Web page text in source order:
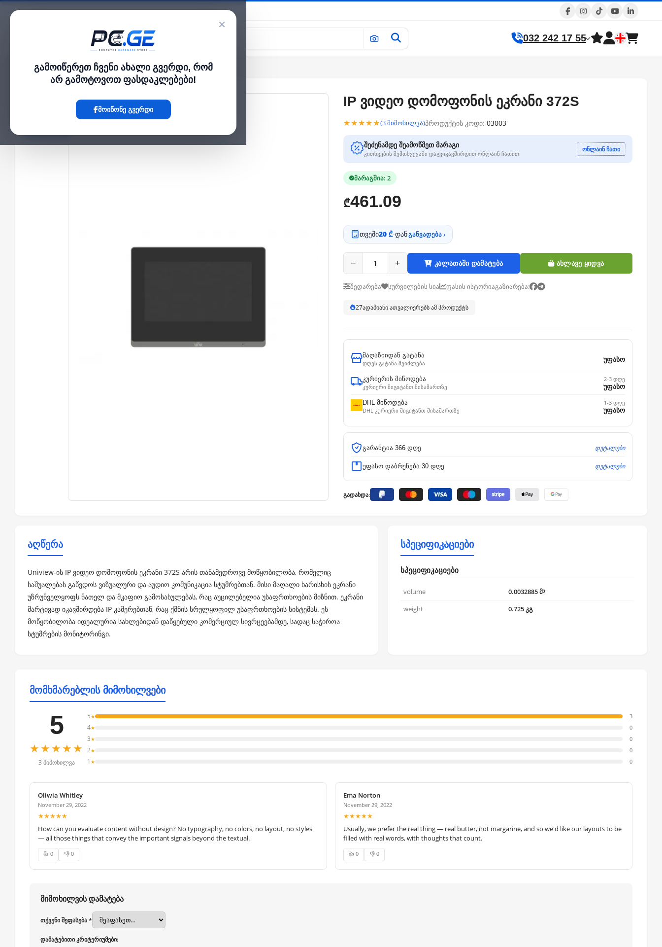
×
გამოიწერეთ ჩვენი ახალი გვერდი, რომ
არ გამოტოვოთ ფასდაკლებები!
მოიწონე გვერდი
კატალოგი 032 242 17 55
მთავარი›კამერა და ფოტო-ვიდეო›IP ვიდეო დომოფონის ეკრანი 372S
IP ვიდეო დომოფონის ეკრანი 372S
★★★★★(3 მიმოხილვა)პროდუქტის კოდი: 03003
შეძენამდე შეამოწმეთ მარაგი
კითხვების შემთხვევაში დაგვიკავშირდით ონლაინ ჩათით
ონლაინ ჩათი
მარაგშია: 2
₾461.09
თვეში20 ₾-დანგანვადება ›
− + კალათაში დამატება ახლავე ყიდვა
შედარება სურვილების სია ფასის ისტორიაგაზიარება:
28ადამიანი ათვალიერებს ამ პროდუქტს
მაღაზიიდან გატანა
დღეს გატანა შეიძლება
უფასო
კურიერის მიწოდება
კურიერი მიგიტანთ მისამართზე
2-3 დღე
უფასო
DHL მიწოდება
DHL კურიერი მიგიტანთ მისამართზე
1-3 დღე
უფასო
გარანტია 366 დღე დეტალები
უფასო დაბრუნება 30 დღე დეტალები
გადახდა:
აღწერა
Uniview-ის IP ვიდეო დომოფონის ეკრანი 372S არის თანამედროვე მოწყობილობა, რომელიც
საშუალებას გაწვდოს ვიზუალური და აუდიო კომუნიკაცია სტუმრებთან. მისი მაღალი ხარისხის ეკრანი
უზრუნველყოფს ნათელ და მკაფიო გამოსახულებას, რაც აუცილებელია უსაფრთხოების მიზნით. ეკრანი
მარტივად იკავშირდება IP კამერებთან, რაც ქმნის სრულყოფილ უსაფრთხოების სისტემას. ეს
მოწყობილობა იდეალურია სახლებიდან დაწყებული კომერციულ სივრცეებამდე, სადაც საჭიროა
სტუმრების მონიტორინგი.
სპეციფიკაციები
სპეციფიკაციები
volume
0.0032885 მ³
weight
0.725 კგ
მომხმარებლის მიმოხილვები
5
★★★★★
3 მიმოხილვა
5★ 3
4★ 0
3★ 0
2★ 0
1 ★ 0
Oliwia Whitley
November 29, 2022
★★★★★
How can you evaluate content without design? No typography, no colors, no layout, no styles
— all those things that convey the important signals beyond the textual.
👍 0 👎 0
Ema Norton
November 29, 2022
★★★★★
Usually, we prefer the real thing — real butter, not margarine, and so we'd like our layouts to be
filled with real words, with thoughts that count.
👍 0 👎 0
მიმოხილვის დამატება
თქვენი შეფასება *
დამატებითი კრიტერიუმები: